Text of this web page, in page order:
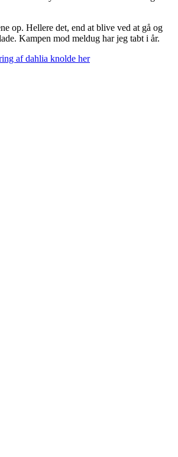
op. Hellere det, end at blive ved at gå og
Kampen mod meldug har jeg tabt i år.
af dahlia knolde her